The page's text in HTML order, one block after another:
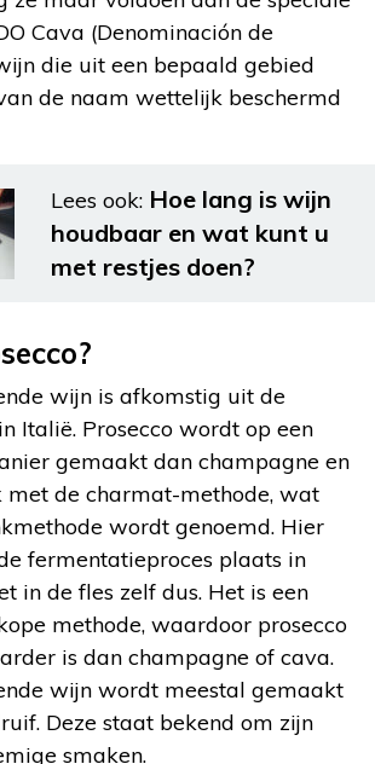
Cava (Denominación de
die uit een bepaald gebied
de naam wettelijk beschermd
Lees ook: Hoe lang is wijn
houdbaar en wat kunt u
met restjes doen?
wijn is afkomstig uit de
Italië. Prosecco wordt op een
gemaakt dan champagne en
met de charmat-methode, wat
wordt genoemd. Hier
fermentatieproces plaats in
in de fles zelf dus. Het is een
methode, waardoor prosecco
is dan champagne of cava.
wijn wordt meestal gemaakt
Deze staat bekend om zijn
smaken.